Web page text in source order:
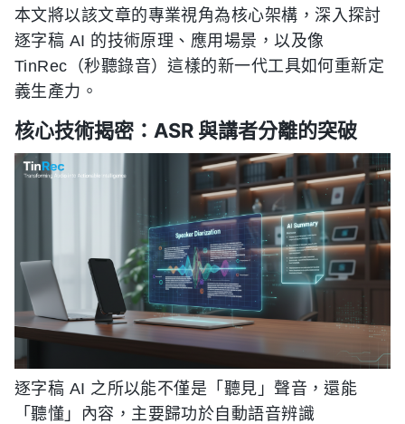
本文將以該文章的專業視角為核心架構，深入探討
逐字稿 AI 的技術原理、應用場景，以及像
TinRec（秒聽錄音）這樣的新一代工具如何重新定
義生產力。
核心技術揭密：ASR 與講者分離的突破
逐字稿 AI 之所以能不僅是「聽見」聲音，還能
「聽懂」內容，主要歸功於自動語音辨識